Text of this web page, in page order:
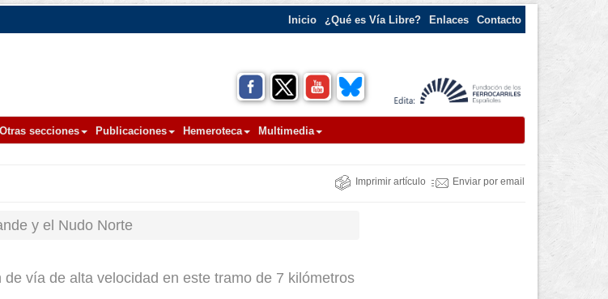
Inicio ¿Qué es Vía Libre? Enlaces Contacto
Otras secciones Publicaciones Hemeroteca Multimedia
Imprimir artículo Enviar por email
y el Nudo Norte
vía de alta velocidad en este tramo de 7 kilómetros